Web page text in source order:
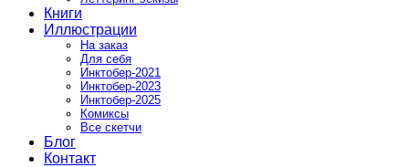
Книги
Иллюстрации
На заказ
Для себя
Инктобер-2021
Инктобер-2023
Инктобер-2025
Комиксы
Все скетчи
Блог
Контакт